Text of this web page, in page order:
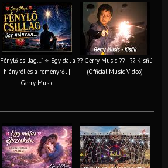
„Fénylő csillag…” ⭐ Egy dal a
hiányról és a reményről |
Gerry Music
?? Gerry Music ?? - ?? Kisfiú
(Official Music Video)